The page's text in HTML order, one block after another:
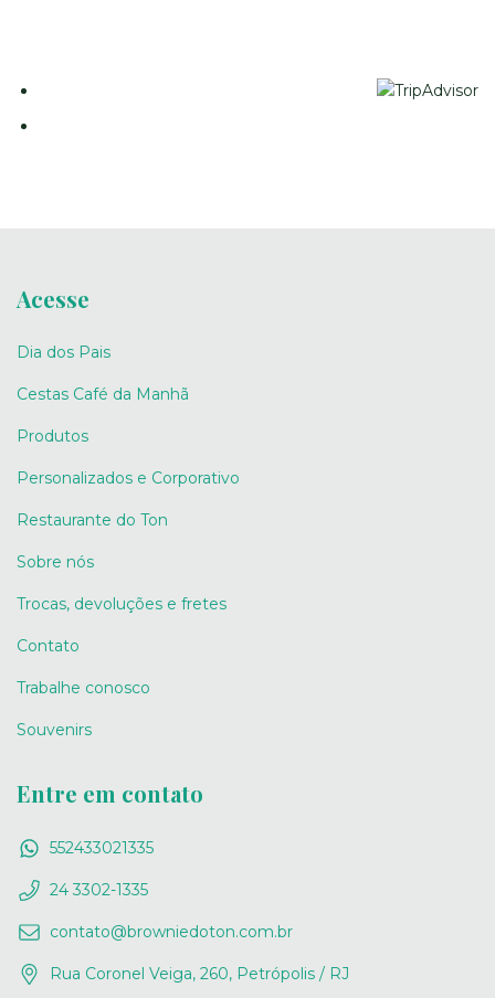
Acesse
Dia dos Pais
Cestas Café da Manhã
Produtos
Personalizados e Corporativo
Restaurante do Ton
Sobre nós
Trocas, devoluções e fretes
Contato
Trabalhe conosco
Souvenirs
Entre em contato
552433021335
24 3302-1335
contato@browniedoton.com.br
Rua Coronel Veiga, 260, Petrópolis / RJ